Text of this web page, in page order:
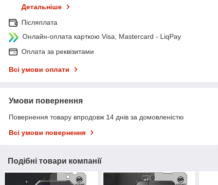
Детальніше
Післяплата
Онлайн-оплата карткою Visa, Mastercard - LiqPay
Оплата за реквізитами
Всі умови оплати
Умови повернення
Повернення товару впродовж 14 днів за домовленістю
Всі умови повернення
Подібні товари компанії